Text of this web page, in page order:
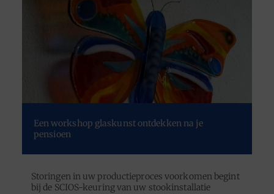
Een workshop glaskunst ontdekken na je
pensioen
Storingen in uw productieproces voorkomen begint
bij de SCIOS-keuring van uw stookinstallatie